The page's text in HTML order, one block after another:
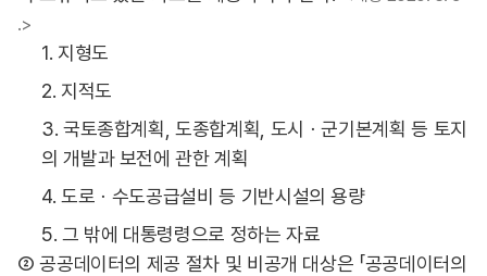
.>
1. 지형도
2. 지적도
3. 국토종합계획, 도종합계획, 도시ㆍ군기본계획 등 토지
의 개발과 보전에 관한 계획
4. 도로ㆍ수도공급설비 등 기반시설의 용량
5. 그 밖에 대통령령으로 정하는 자료
② 공공데이터의 제공 절차 및 비공개 대상은 「공공데이터의